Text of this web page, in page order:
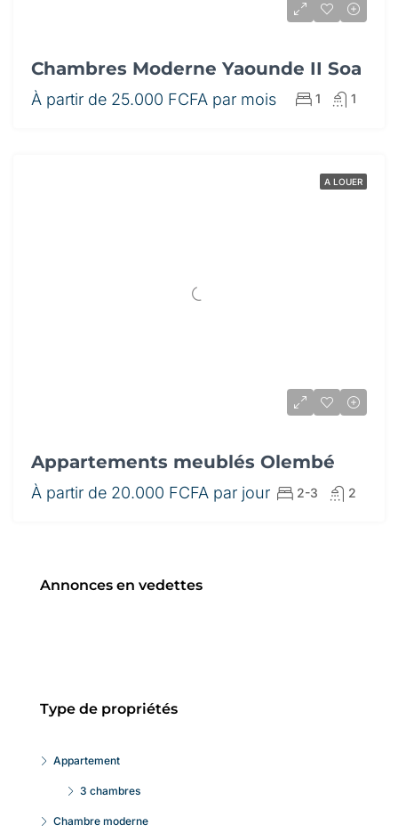
Chambres Moderne Yaounde II Soa
À partir de 25.000 FCFA par mois 1 1
A LOUER
Appartements meublés Olembé
À partir de 20.000 FCFA par jour 2-3 2
Annonces en vedettes
Type de propriétés
Appartement
3 chambres
Chambre moderne